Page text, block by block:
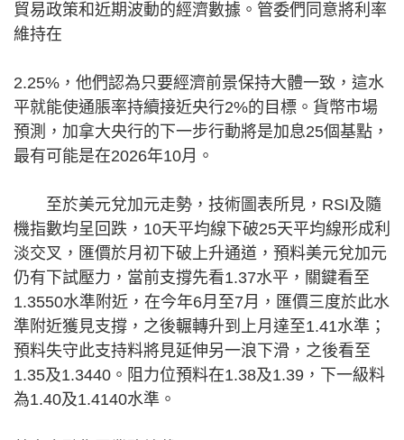
貿易政策和近期波動的經濟數據。管委們同意將利率
維持在
2.25%，他們認為只要經濟前景保持大體一致，這水
平就能使通脹率持續接近央行2%的目標。貨幣市場
預測，加拿大央行的下一步行動將是加息25個基點，
最有可能是在2026年10月。
至於美元兌加元走勢，技術圖表所見，RSI及隨
機指數均呈回跌，10天平均線下破25天平均線形成利
淡交叉，匯價於月初下破上升通道，預料美元兌加元
仍有下試壓力，當前支撐先看1.37水平，關鍵看至
1.3550水準附近，在今年6月至7月，匯價三度於此水
準附近獲見支撐，之後輾轉升到上月達至1.41水準；
預料失守此支持料將見延伸另一浪下滑，之後看至
1.35及1.3440。阻力位預料在1.38及1.39，下一級料
為1.40及1.4140水準。